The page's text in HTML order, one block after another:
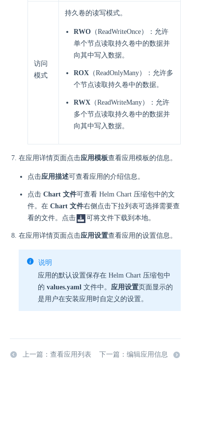
访问
模式
持久卷的读写模式。
RWO （ReadWriteOnce）：允许
单个节点读取持久卷中的数据并
向其中写入数据。
ROX （ReadOnlyMany）：允许多
个节点读取持久卷中的数据。
RWX （ReadWriteMany）：允许
多个节点读取持久卷中的数据并
向其中写入数据。
在应用详情页面点击应用模板查看应用模板的信息。
点击应用描述可查看应用的介绍信息。
点击 Chart 文件可查看 Helm Chart 压缩包中的文
件。在 Chart 文件右侧点击下拉列表可选择需要查
看的文件。点击
可将文件下载到本地。
在应用详情页面点击应用设置查看应用的设置信息。
说明
应用的默认设置保存在 Helm Chart 压缩包中
的 values.yaml 文件中。 应用设置页面显示的
是用户在安装应用时自定义的设置。
上一篇：查看应用列表 下一篇：编辑应用信息